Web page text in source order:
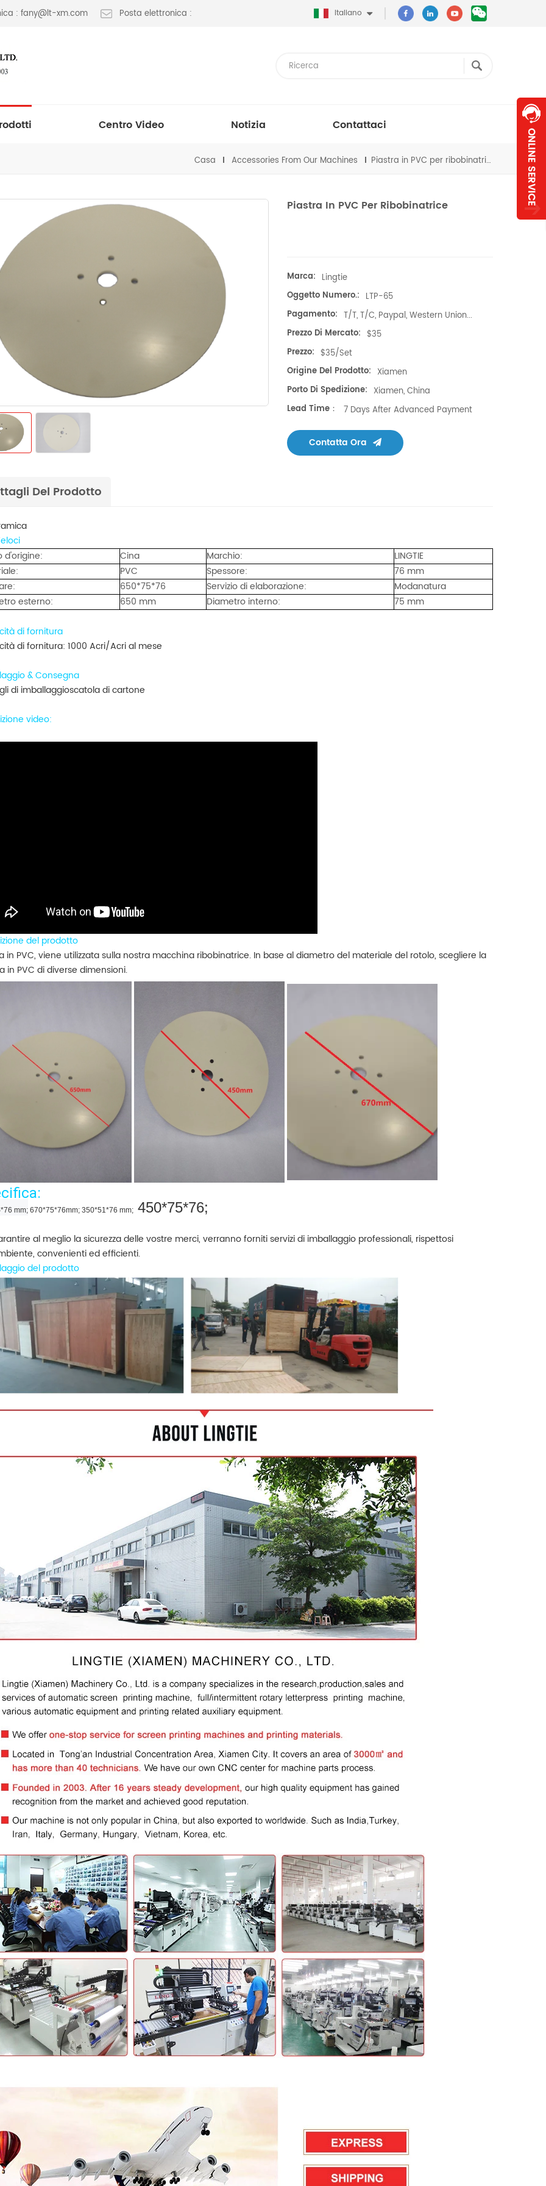
: fany@lt-xm.com Posta elettronica : Italiano
Centro Video Notizia Contattaci
Casa Accessories From Our Machines Piastra in PVC per ribobinatrice
per etichette sono
di etichettatura e
La macchina serigrafica automatica roll to
Piastra In PVC Per Ribobinatrice
Marca: Lingtie
Oggetto Numero.: LTP-65
Pagamento: T/T, T/C, Paypal, Western Union...
Prezzo Di Mercato: $35
Prezzo: $35/set
Origine Del Prodotto: Xiamen
Porto Di Spedizione: Xiamen, China
Lead Time：
7 Days After Advanced Payment
Contatta Ora
Del Prodotto
d'origine:
Cina Marchio:
LINGTIE
PVC Spessore:
76 mm
650*75*76 Servizio di elaborazione:
Modanatura
esterno:
650 mm Diametro interno: 75 mm
di fornitura
di fornitura: 1000 Acri/Acri al mese
& Consegna
di imballaggioscatola di cartone
video:
del prodotto
in PVC, viene utilizzata sulla nostra macchina ribobinatrice. In base al diametro del materiale del rotolo, scegliere la
in PVC di diverse dimensioni.
mm; 670*75*76mm; 350*51*76 mm; 450*75*76;
al meglio la sicurezza delle vostre merci, verranno forniti servizi di imballaggio professionali, rispettosi
convenienti ed efficienti.
del prodotto